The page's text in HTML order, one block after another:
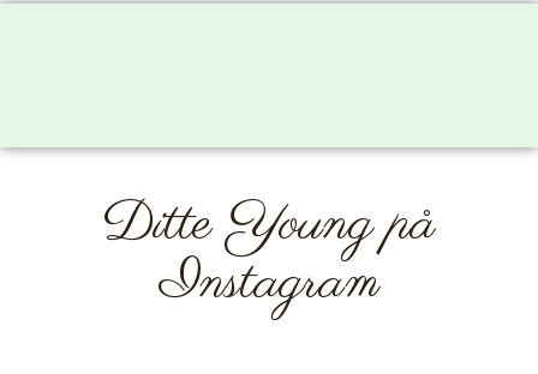
Ditte Young på
Instagram